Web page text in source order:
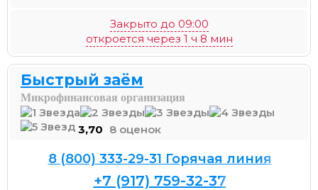
Закрыто до 09:00
откроется через 1 ч 8 мин
Быстрый заём
Микрофинансовая организация
3,70 8 оценок
8 (800) 333-29-31 Горячая линия
+7 (917) 759-32-37